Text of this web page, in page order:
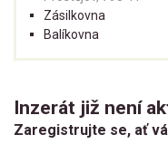
Zásilkovna
Balíkovna
Inzerát již není
Zaregistrujte se, ať